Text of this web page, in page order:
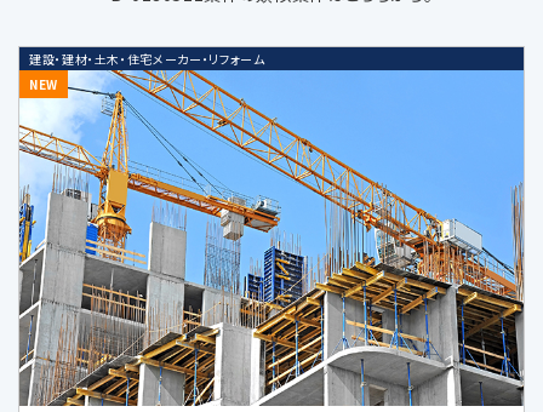
ー業務などの当社サービスに関する業務
遂行のため
上記業務に関連する当社及び当社業務
提携会社のサービスのご案内、社内にお
ける調査・研究資料作成のため
当社の採用選考活動のため
当社又は第三者の商品・サービスに関す
る広告、メールマガジン等、各種ご案内の
ため
建設・建材・土木・住宅メーカー・リフォーム
NEW